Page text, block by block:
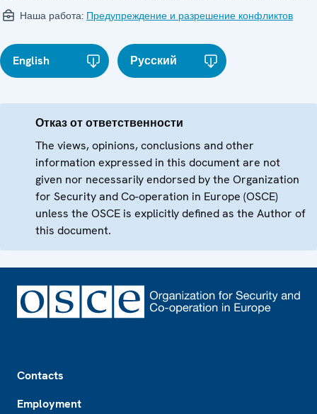
Наша работа: Предупреждение и разрешение конфликтов
English Русский
Отказ от ответственности
The views, opinions, conclusions and other
information expressed in this document are not
given nor necessarily endorsed by the Organization
for Security and Co-operation in Europe (OSCE)
unless the OSCE is explicitly defined as the Author of
this document.
Contacts
Employment